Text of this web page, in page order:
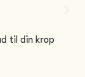
til din krop